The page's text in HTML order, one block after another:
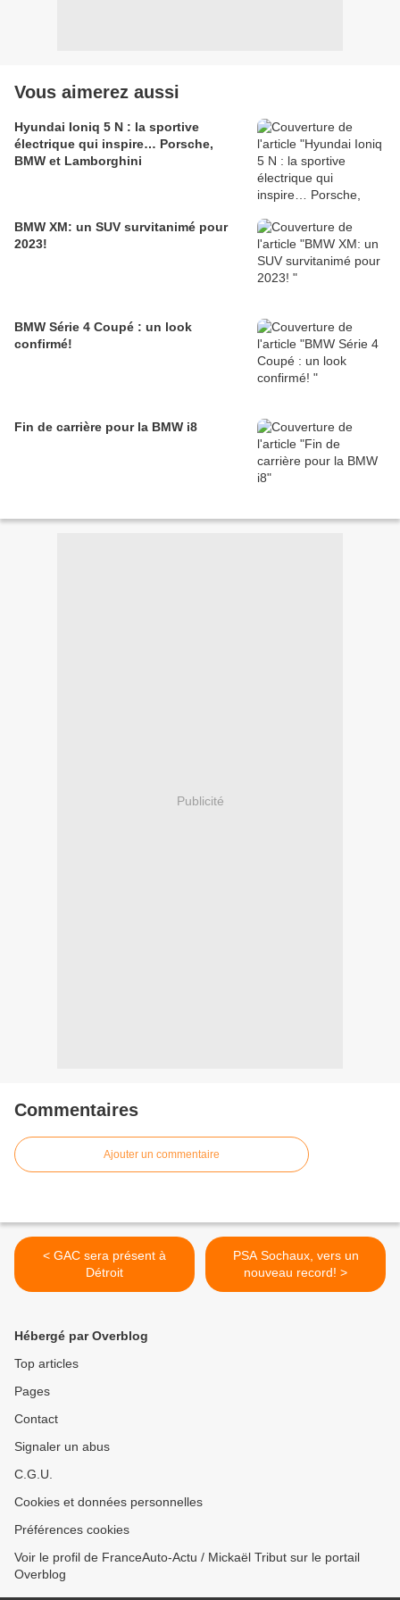
Vous aimerez aussi
Hyundai Ioniq 5 N : la sportive
électrique qui inspire… Porsche,
BMW et Lamborghini
BMW XM: un SUV survitanimé pour
2023!
BMW Série 4 Coupé : un look
confirmé!
Fin de carrière pour la BMW i8
Publicité
Commentaires
Ajouter un commentaire
< GAC sera présent à
Détroit
PSA Sochaux, vers un
nouveau record! >
Hébergé par Overblog
Top articles
Pages
Contact
Signaler un abus
C.G.U.
Cookies et données personnelles
Préférences cookies
Voir le profil de FranceAuto-Actu / Mickaël Tribut sur le portail
Overblog